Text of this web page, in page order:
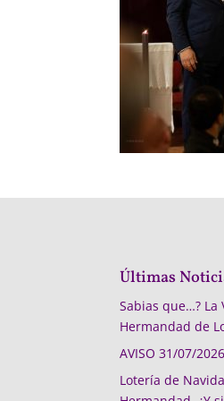
Últimas
Sabias que…? La
Hermandad de
AVISO 31/07/2026
Lotería de